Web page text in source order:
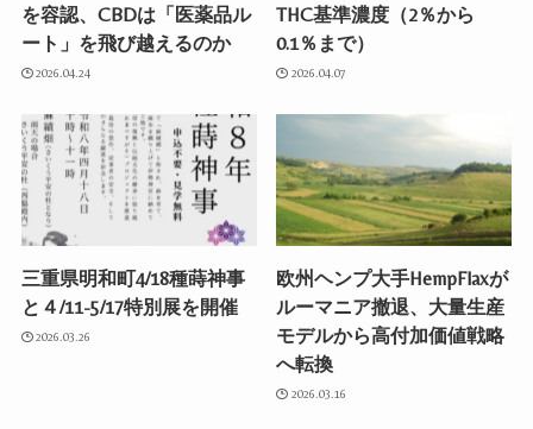
を容認、CBDは「医薬品ル
ート」を飛び越えるのか
2026.04.24
THC基準濃度（2％から
0.1％まで）
2026.04.07
三重県明和町4/18種蒔神事
と４/11-5/17特別展を開催
2026.03.26
欧州ヘンプ大手HempFlaxが
ルーマニア撤退、大量生産
モデルから高付加価値戦略
へ転換
2026.03.16